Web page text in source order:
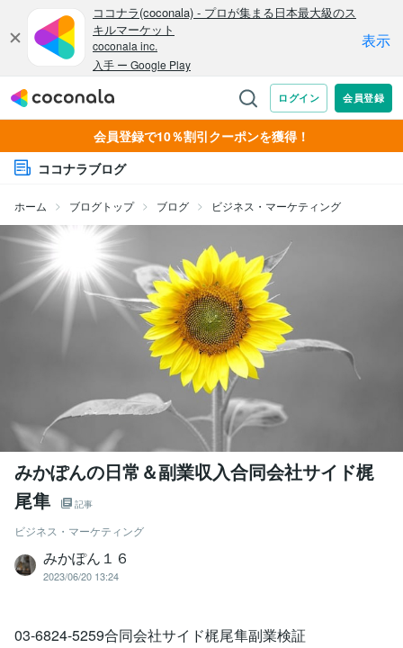
会員登録で10％割引クーポンを獲得！
ココナラブログ
ホーム ブログトップ ブログ ビジネス・マーケティング
みかぽんの日常＆副業収入合同会社サイド梶
尾隼
記事
ビジネス・マーケティング
みかぽん１６
2023/06/20 13:24
03-6824-5259合同会社サイド梶尾隼副業検証